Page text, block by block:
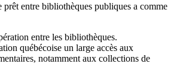
prêt entre bibliothèques publiques a comme
entre les bibliothèques.
québécoise un large accès aux
notamment aux collections de